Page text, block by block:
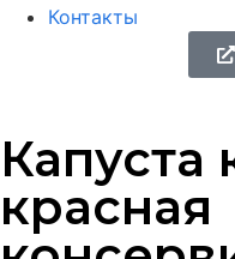
Контакты
Капуста
красная